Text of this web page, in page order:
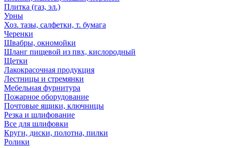
Плитка (газ, эл.)
Урны
Хоз. тазы, салфетки, т. бумага
Черенки
Швабры, окномойки
Шланг пищевой из пвх, кислородный
Щетки
Лакокрасочная продукция
Лестницы и стремянки
Мебельная фурнитура
Пожарное оборудование
Почтовые ящики, ключницы
Резка и шлифование
Все для шлифовки
Круги, диски, полотна, пилки
Ролики